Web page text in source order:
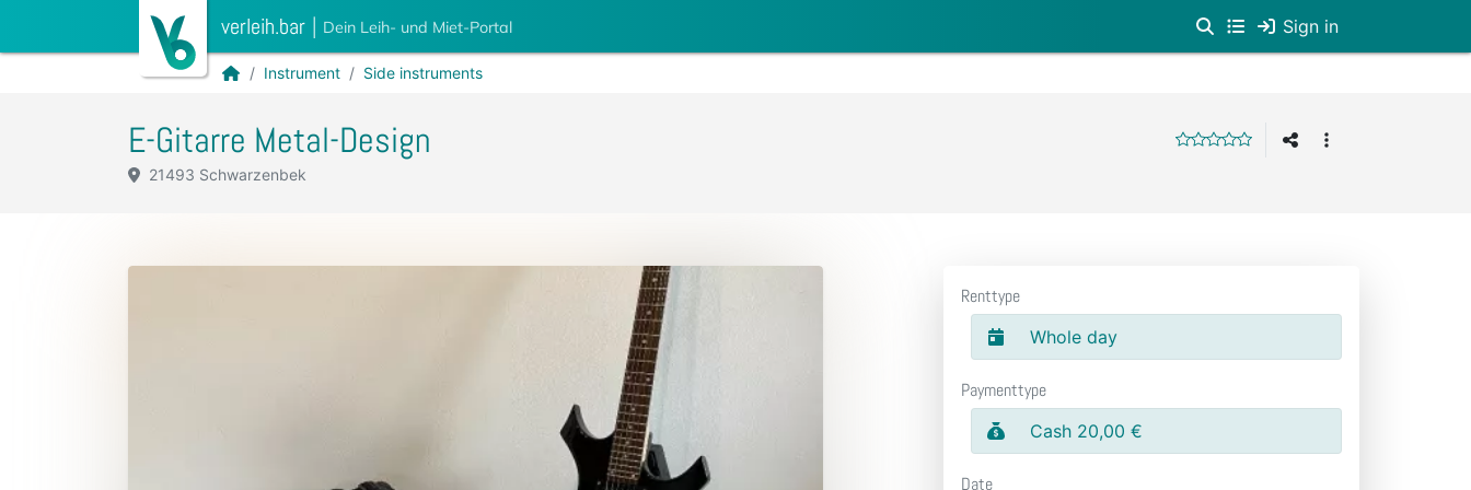
verleih.bar | Dein Leih- und Miet-Portal Sign in
Instrument Side instruments
E-Gitarre Metal-Design
21493 Schwarzenbek
Renttype
Whole day
Paymenttype
Cash 20,00 €
Date